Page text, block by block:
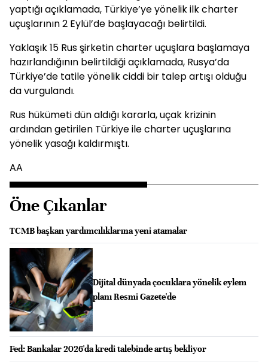
yaptığı açıklamada, Türkiye’ye yönelik ilk charter
uçuşlarının 2 Eylül’de başlayacağı belirtildi.
Yaklaşık 15 Rus şirketin charter uçuşlara başlamaya
hazırlandığının belirtildiği açıklamada, Rusya’da
Türkiye’de tatile yönelik ciddi bir talep artışı olduğu
da vurgulandı.
Rus hükümeti dün aldığı kararla, uçak krizinin
ardından getirilen Türkiye ile charter uçuşlarına
yönelik yasağı kaldırmıştı.
AA
Öne Çıkanlar
TCMB başkan yardımcılıklarına yeni atamalar
Dijital dünyada çocuklara yönelik eylem
planı Resmi Gazete'de
Fed: Bankalar 2026'da kredi talebinde artış bekliyor